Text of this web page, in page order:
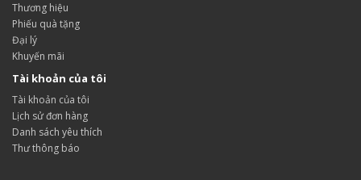
Thương hiệu
Phiếu quà tặng
Đại lý
Khuyến mãi
Tài khoản của tôi
Tài khoản của tôi
Lịch sử đơn hàng
Danh sách yêu thích
Thư thông báo